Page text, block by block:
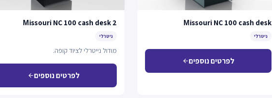
Мissouri NC 100 cash desk
ניטרלי
לפרטים נוספיםarrow_back
Мissouri NC 100 cash desk 2
ניטרלי
מודול נייטרלי לציוד קופה.
לפרטים נוספיםarrow_back